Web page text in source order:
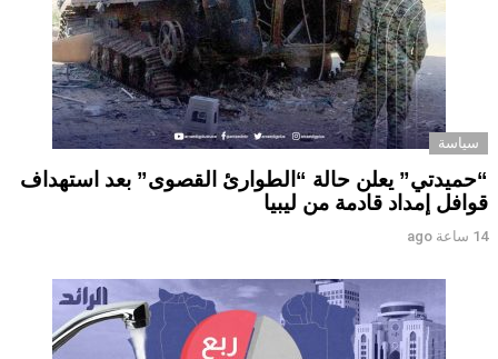
سياسة
“حميدتي” يعلن حالة “الطوارئ القصوى” بعد استهداف
قوافل إمداد قادمة من ليبيا
14 ساعة ago